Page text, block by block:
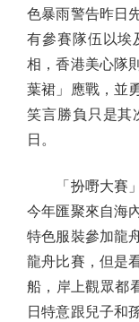
色暴雨警告昨日
有參賽隊伍以埃
相，香港美心隊
葉裙」應戰，並
笑言勝負只是其
日。
「扮嘢大賽」
今年匯聚來自海
特色服裝參加龍
龍舟比賽，但是
船，岸上觀眾都
日特意跟兒子和